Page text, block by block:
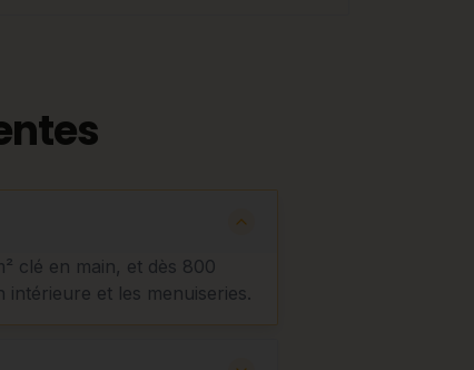
clé en main, et dès 800
et les menuiseries.